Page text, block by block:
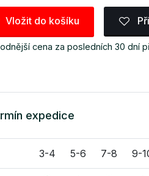
Vložit do košíku
cena za posledních 30 dní
expedice
3-4 5-6 7-8 9-